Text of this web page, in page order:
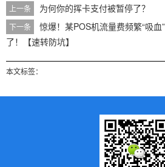
上一条 为何你的挥卡支付被暂停了？
下一条
惊爆！某POS机流量费频繁“吸
了！【速转防坑】
本文标签：